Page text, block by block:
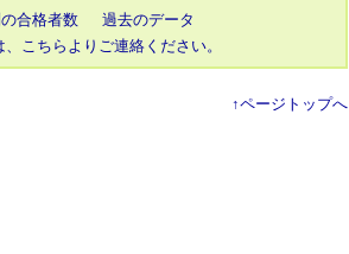
合格者数
過去のデータ
こちらよりご連絡ください。
↑ページトップへ